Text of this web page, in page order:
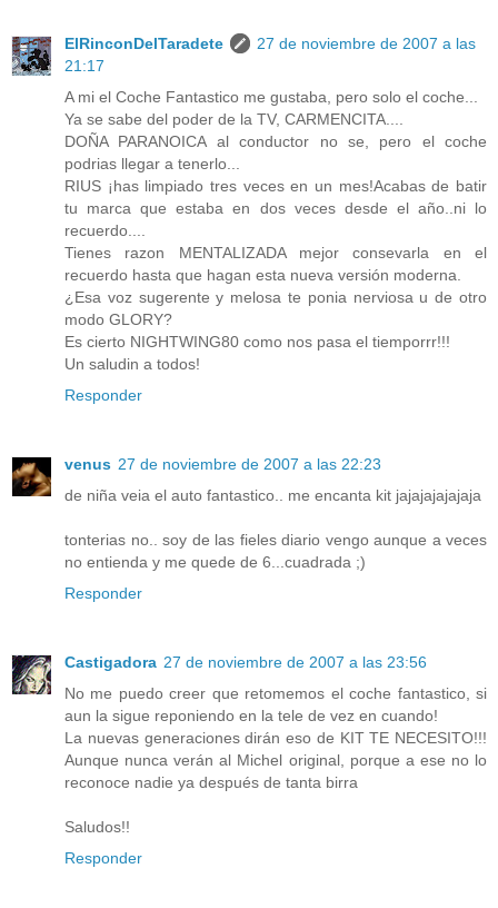
ElRinconDelTaradete
27 de noviembre de 2007 a las
21:17
A mi el Coche Fantastico me gustaba, pero solo el coche...
Ya se sabe del poder de la TV, CARMENCITA....
DOÑA PARANOICA al conductor no se, pero el coche
podrias llegar a tenerlo...
RIUS ¡has limpiado tres veces en un mes!Acabas de batir
tu marca que estaba en dos veces desde el año..ni lo
recuerdo....
Tienes razon MENTALIZADA mejor consevarla en el
recuerdo hasta que hagan esta nueva versión moderna.
¿Esa voz sugerente y melosa te ponia nerviosa u de otro
modo GLORY?
Es cierto NIGHTWING80 como nos pasa el tiemporrr!!!
Un saludin a todos!
Responder
venus 27 de noviembre de 2007 a las 22:23
de niña veia el auto fantastico.. me encanta kit jajajajajajaja
tonterias no.. soy de las fieles diario vengo aunque a veces
no entienda y me quede de 6...cuadrada ;)
Responder
Castigadora 27 de noviembre de 2007 a las 23:56
No me puedo creer que retomemos el coche fantastico, si
aun la sigue reponiendo en la tele de vez en cuando!
La nuevas generaciones dirán eso de KIT TE NECESITO!!!
Aunque nunca verán al Michel original, porque a ese no lo
reconoce nadie ya después de tanta birra
Saludos!!
Responder